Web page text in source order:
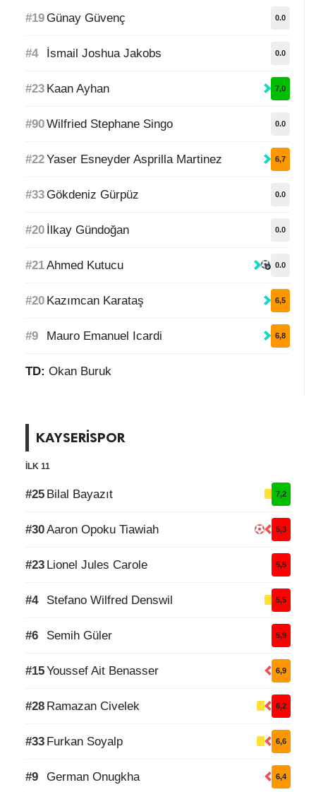
#19Günay Güvenç 0.0
#4 İsmail Joshua Jakobs 0.0
#23 Kaan Ayhan 7,0
#90Wilfried Stephane Singo 0.0
#22Yaser Esneyder Asprilla Martinez 6,7
#33Gökdeniz Gürpüz 0.0
#20 İlkay Gündoğan 0.0
#21Ahmed Kutucu 0.0
#20 Kazımcan Karataş 6,5
#9 Mauro Emanuel Icardi 6,8
TD: Okan Buruk
KAYSERİSPOR
İLK 11
#25 Bilal Bayazıt 7,2
#30Aaron Opoku Tiawiah 5,3
#23 Lionel Jules Carole 5,5
#4 Stefano Wilfred Denswil 5,5
#6 Semih Güler 5,9
#15Youssef Ait Benasser 6,9
#28 Ramazan Civelek 6,2
#33 Furkan Soyalp 6,6
#9 German Onugkha 6,4